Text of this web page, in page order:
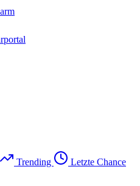
Trending
Letzte Chance